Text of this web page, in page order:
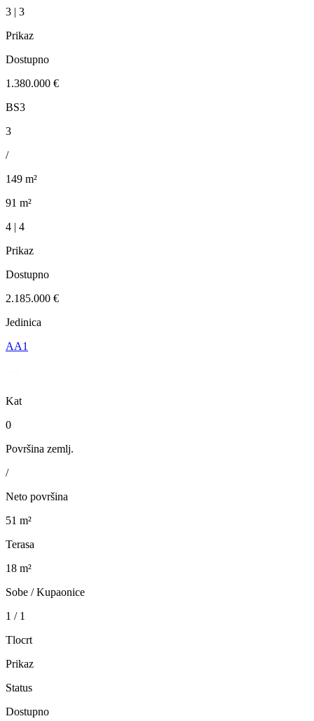
3 | 3
Prikaz
Dostupno
1.380.000 €
BS3
3
/
149 m²
91 m²
4 | 4
Prikaz
Dostupno
2.185.000 €
Jedinica
AA1
Kat
0
Površina zemlj.
/
Neto površina
51 m²
Terasa
18 m²
Sobe / Kupaonice
1 / 1
Tlocrt
Prikaz
Status
Dostupno